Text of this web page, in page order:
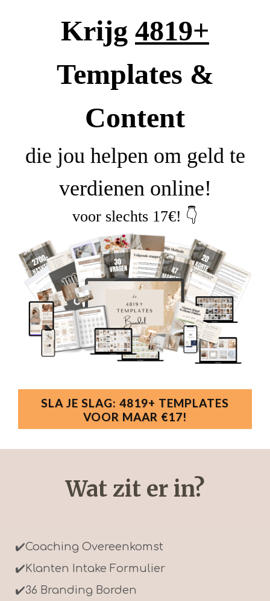
Krijg 4819+
Templates &
Content
die jou helpen om geld te
verdienen online!
voor slechts 17€! 👇
SLA JE SLAG: 4819+ TEMPLATES
VOOR MAAR €17!
Wat zit er in?
✔️Coaching Overeenkomst
✔️ Klanten Intake Formulier
✔️36 Branding Borden